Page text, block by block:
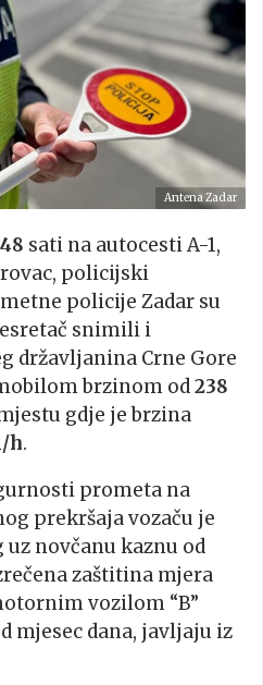
Antena Zadar
sati na autocesti A-1,
policijski
policije Zadar su
snimili i
državljanina Crne Gore
brzinom od238
gdje je brzina
h.
prometa na
prekršaja vozaču je
novčanu kaznu od
zaštitina mjera
vozilom “B”
mjesec dana, javljaju iz